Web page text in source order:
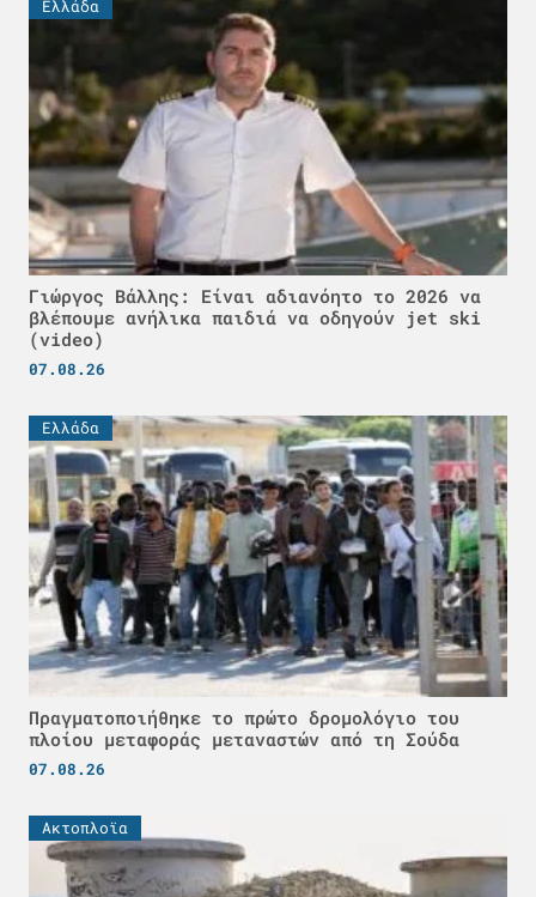
Ελλάδα
Γιώργος Βάλλης: Είναι αδιανόητο το 2026 να
βλέπουμε ανήλικα παιδιά να οδηγούν jet ski
(video)
07.08.26
Ελλάδα
Πραγματοποιήθηκε το πρώτο δρομολόγιο του
πλοίου μεταφοράς μεταναστών από τη Σούδα
07.08.26
Ακτοπλοϊα